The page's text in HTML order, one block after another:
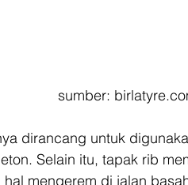
sumber:
dirancang untuk
Selain itu, tapak rib
mengerem di jalan